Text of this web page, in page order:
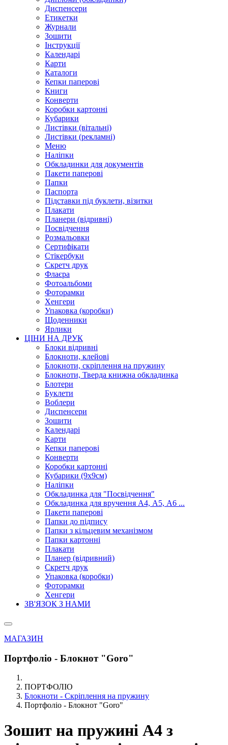
Диспенсери
Етикетки
Журнали
Зошити
Інструкції
Календарі
Карти
Каталоги
Кепки паперові
Книги
Конверти
Коробки картонні
Кубарики
Листівки (вітальні)
Листівки (рекламні)
Меню
Наліпки
Обкладинки для документів
Пакети паперові
Папки
Паспорта
Підставки під буклети, візитки
Плакати
Планери (відривні)
Посвідчення
Розмальовки
Сертифікати
Стікербуки
Скретч друк
Флаєра
Фотоальбоми
Фоторамки
Хенгери
Упаковка (коробки)
Щоденники
Ярлики
ЦІНИ НА ДРУК
Блоки відривні
Блокноти, клейові
Блокноти, скріплення на пружину
Блокноти, Тверда книжна обкладинка
Блотери
Буклети
Воблери
Диспенсери
Зошити
Календарі
Карти
Кепки паперові
Конверти
Коробки картонні
Кубарики (9х9см)
Наліпки
Обкладинка для "Посвідчення"
Обкладинка для вручення А4, А5, А6 ...
Пакети паперові
Папки до підпису
Папки з кільцевим механізмом
Папки картонні
Плакати
Планер (відривний)
Скретч друк
Упаковка (коробки)
Фоторамки
Хенгери
ЗВ'ЯЗОК З НАМИ
МАГАЗИН
Портфоліо - Блокнот "Goro"
ПОРТФОЛІО
Блокноти - Скріплення на пружину
Портфоліо - Блокнот "Goro"
Зошит на пружині А4 з